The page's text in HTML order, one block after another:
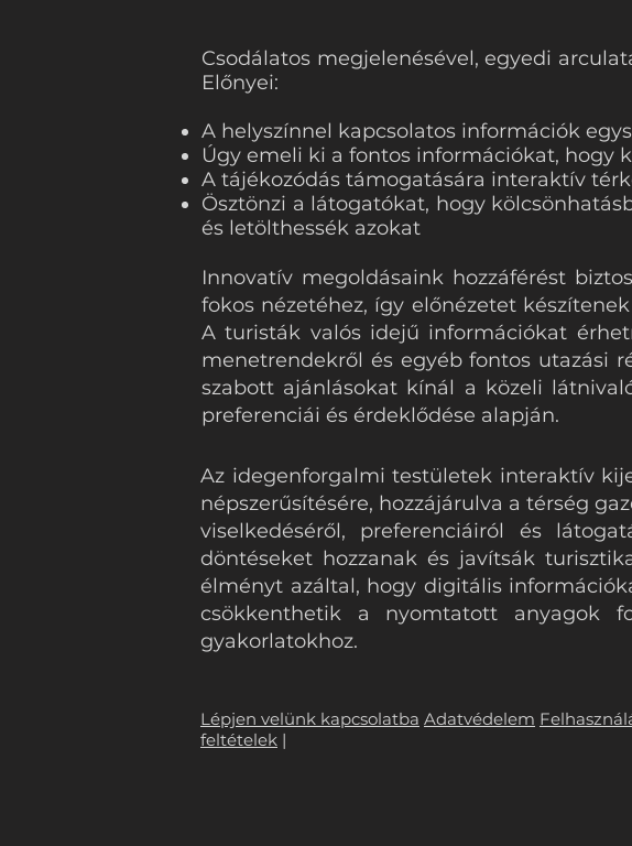
Csodálatos megjelenésével, egyedi
Előnyei:
A helyszínnel kapcsolatos információk
Úgy emeli ki a fontos információkat, hogy
A tájékozódás támogatására interaktív
Ösztönzi a látogatókat, hogy
és letölthessék azokat
Innovatív megoldásaink hozzáférést
fokos nézetéhez, így előnézetet
A turisták valós idejű információkat
menetrendekről és egyéb fontos utazási
szabott ajánlásokat kínál a közeli
preferenciái és érdeklődése alapján.
Az idegenforgalmi testületek interaktív
népszerűsítésére, hozzájárulva a térség
viselkedéséről, preferenciáiról és
döntéseket hozzanak és javítsák
élményt azáltal, hogy digitális
csökkenthetik a nyomtatott anyagok
gyakorlatokhoz.
Lépjen velünk kapcsolatba Adatvédelem
feltételek |